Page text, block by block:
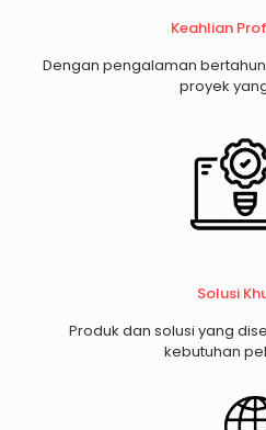
Keahlian
Dengan pengalaman
proyek
Solusi
Produk dan solusi yang
kebutuhan